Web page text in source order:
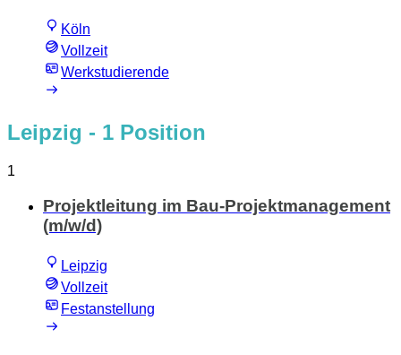
Köln
Vollzeit
Werkstudierende
Leipzig - 1 Position
1
Projektleitung im Bau-Projektmanagement
(m/w/d)
Leipzig
Vollzeit
Festanstellung